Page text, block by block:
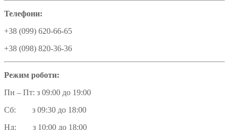
Телефони:
+38 (099) 620-66-65
+38 (098) 820-36-36
Режим роботи:
Пн – Пт: з 09:00 до 19:00
Сб: з 09:30 до 18:00
Нд: з 10:00 до 18:00